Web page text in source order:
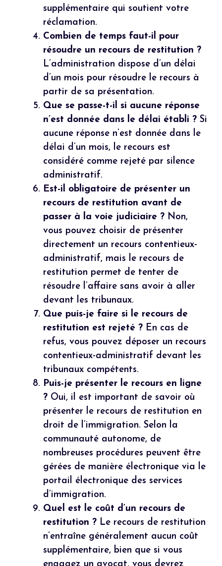
supplémentaire qui soutient votre
réclamation.
Combien de temps faut-il pour
résoudre un recours de restitution ?
L’administration dispose d’un délai
d’un mois pour résoudre le recours à
partir de sa présentation.
Que se passe-t-il si aucune réponse
n’est donnée dans le délai établi ? Si
aucune réponse n’est donnée dans le
délai d’un mois, le recours est
considéré comme rejeté par silence
administratif.
Est-il obligatoire de présenter un
recours de restitution avant de
passer à la voie judiciaire ? Non,
vous pouvez choisir de présenter
directement un recours contentieux-
administratif, mais le recours de
restitution permet de tenter de
résoudre l’affaire sans avoir à aller
devant les tribunaux.
Que puis-je faire si le recours de
restitution est rejeté ? En cas de
refus, vous pouvez déposer un recours
contentieux-administratif devant les
tribunaux compétents.
Puis-je présenter le recours en ligne
? Oui, il est important de savoir où
présenter le recours de restitution en
droit de l’immigration. Selon la
communauté autonome, de
nombreuses procédures peuvent être
gérées de manière électronique via le
portail électronique des services
d’immigration.
Quel est le coût d’un recours de
restitution ? Le recours de restitution
n’entraîne généralement aucun coût
supplémentaire, bien que si vous
engagez un avocat, vous devrez